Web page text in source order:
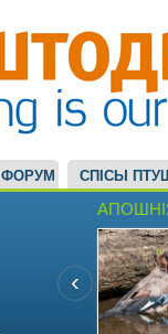
ФОРУМ СПІСЫ